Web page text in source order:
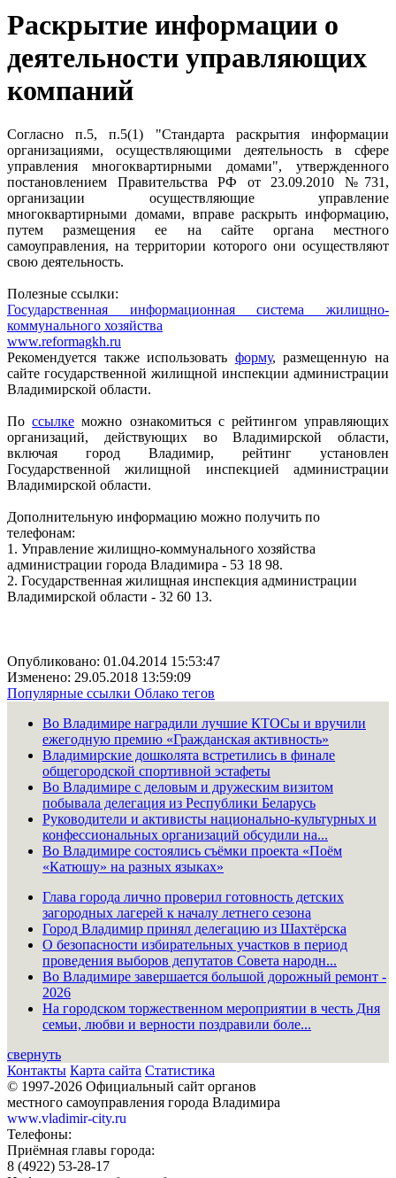
Раскрытие информации о
деятельности управляющих
компаний
Согласно п.5, п.5(1) "Стандарта раскрытия информации
организациями, осуществляющими деятельность в сфере
управления многоквартирными домами", утвержденного
постановлением Правительства РФ от 23.09.2010 №731,
организации осуществляющие управление
многоквартирными домами, вправе раскрыть информацию,
путем размещения ее на сайте органа местного
самоуправления, на территории которого они осуществляют
свою деятельность.
Полезные ссылки:
Государственная информационная система жилищно-
коммунального хозяйства
www.reformagkh.ru
Рекомендуется также использовать форму, размещенную на
сайте государственной жилищной инспекции администрации
Владимирской области.
Поссылке можно ознакомиться с рейтингом управляющих
организаций, действующих во Владимирской области,
включая город Владимир, рейтинг установлен
Государственной жилищной инспекцией администрации
Владимирской области.
Дополнительную информацию можно получить по
телефонам:
1. Управление жилищно-коммунального хозяйства
администрации города Владимира - 53 18 98.
2. Государственная жилищная инспекция администрации
Владимирской области - 32 60 13.
Опубликовано: 01.04.2014 15:53:47
Изменено: 29.05.2018 13:59:09
Популярные ссылки Облако тегов
Во Владимире наградили лучшие КТОСы и вручили
ежегодную премию «Гражданская активность»
Владимирские дошколята встретились в финале
общегородской спортивной эстафеты
Во Владимире с деловым и дружеским визитом
побывала делегация из Республики Беларусь
Руководители и активисты национально-культурных и
конфессиональных организаций обсудили на...
Во Владимире состоялись съёмки проекта «Поём
«Катюшу» на разных языках»
Глава города лично проверил готовность детских
загородных лагерей к началу летнего сезона
Город Владимир принял делегацию из Шахтёрска
О безопасности избирательных участков в период
проведения выборов депутатов Совета народн...
Во Владимире завершается большой дорожный ремонт -
2026
На городском торжественном мероприятии в честь Дня
семьи, любви и верности поздравили боле...
свернуть
Контакты Карта сайта Статистика
© 1997-2026 Официальный сайт органов
местного самоуправления города Владимира
www.vladimir-city.ru
Телефоны:
Приёмная главы города:
8 (4922) 53-28-17